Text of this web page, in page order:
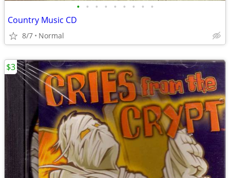
• • • • • • • • •
Country Music CD
8/7 Normal
$3